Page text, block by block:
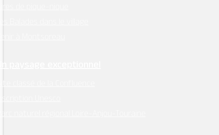
de pique-nique
Balades dans le village
à Montsoreau
paysage exceptionnel
classé de la Confluence
Unesco
naturel régional Loire-Anjou-Touraine